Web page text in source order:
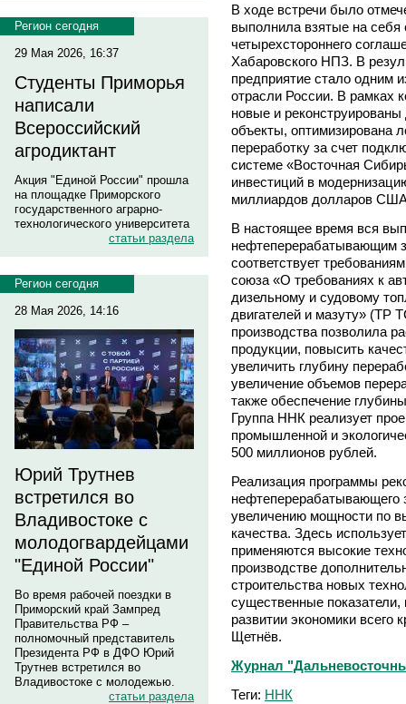
Регион сегодня
29 Мая 2026, 16:37
Студенты Приморья
написали
Всероссийский
агродиктант
Акция "Единой России" прошла
на площадке Приморского
государственного аграрно-
технологического университета
статьи раздела
Регион сегодня
28 Мая 2026, 14:16
Юрий Трутнев
встретился во
Владивостоке с
молодогвардейцами
"Единой России"
Во время рабочей поездки в
Приморский край Зампред
Правительства РФ –
полномочный представитель
Президента РФ в ДФО Юрий
Трутнев встретился во
Владивостоке с молодежью.
статьи раздела
В ходе встречи было
выполнила взятые на себя
четырехстороннего
Хабаровского НПЗ. В
предприятие стало одним
отрасли России. В рамках
новые и
объекты, оптимизирована
переработку за счет
системе «Восточная
инвестиций в
миллиардов долларов
В настоящее время вся
нефтеперерабатывающим
соответствует
союза «О требованиях к
дизельному и судовому
двигателей и мазуту» (ТР
производства позволила
продукции, повысить
увеличить глубину
увеличение объемов
также обеспечение
Группа ННК реализует
промышленной и
500 миллионов рублей.
Реализация программы
нефтеперерабатывающего
увеличению мощности по
качества. Здесь
применяются высокие
производстве
строительства новых
существенные показатели,
развитии экономики всего
Щетнёв.
Журнал
Теги: ННК